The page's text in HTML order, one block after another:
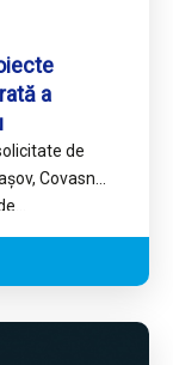
a
de
Covasna,